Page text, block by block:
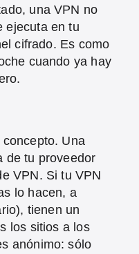
una VPN no
ejecuta en tu
cifrado. Es como
cuando ya hay
Una
de tu proveedor
VPN. Si tu VPN
lo hacen, a
tienen un
los sitios a los
anónimo: sólo